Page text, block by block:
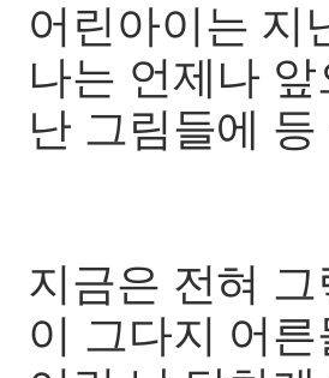
어린아이는 지
나는 언제나
난 그림들에 등
지금은 전혀
이 그다지 어